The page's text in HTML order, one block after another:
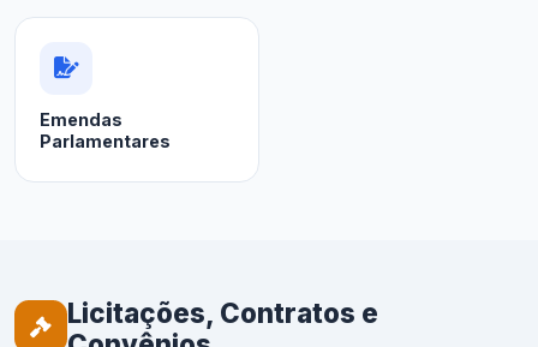
Emendas
Parlamentares
Licitações, Contratos e